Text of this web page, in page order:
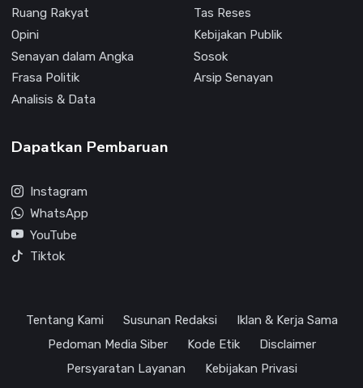
Ruang Rakyat
Tas Reses
Opini
Kebijakan Publik
Senayan dalam Angka
Sosok
Frasa Politik
Arsip Senayan
Analisis & Data
Dapatkan Pembaruan
Instagram
WhatsApp
YouTube
Tiktok
Tentang Kami Susunan Redaksi
Iklan & Kerja Sama
Pedoman Media Siber
Kode Etik
Disclaimer
Persyaratan Layanan
Kebijakan Privasi